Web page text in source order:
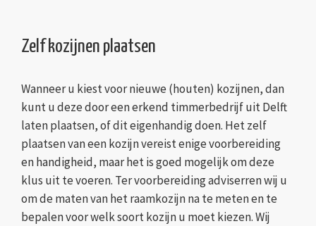
Zelf kozijnen plaatsen
Wanneer u kiest voor nieuwe (houten) kozijnen, dan
kunt u deze door een erkend timmerbedrijf uit Delft
laten plaatsen, of dit eigenhandig doen. Het zelf
plaatsen van een kozijn vereist enige voorbereiding
en handigheid, maar het is goed mogelijk om deze
klus uit te voeren. Ter voorbereiding adviserren wij u
om de maten van het raamkozijn na te meten en te
bepalen voor welk soort kozijn u moet kiezen. Wij